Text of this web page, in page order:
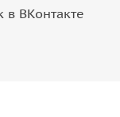
в ВКонтакте